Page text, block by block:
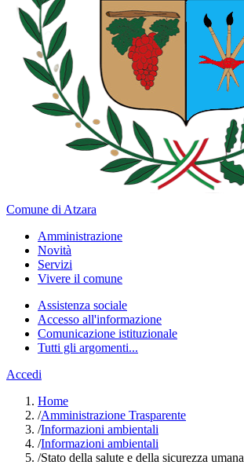
Comune di Atzara
Amministrazione
Novità
Servizi
Vivere il comune
Assistenza sociale
Accesso all'informazione
Comunicazione istituzionale
Tutti gli argomenti...
Accedi
Home
/Amministrazione Trasparente
/Informazioni ambientali
/Informazioni ambientali
/Stato della salute e della sicurezza umana